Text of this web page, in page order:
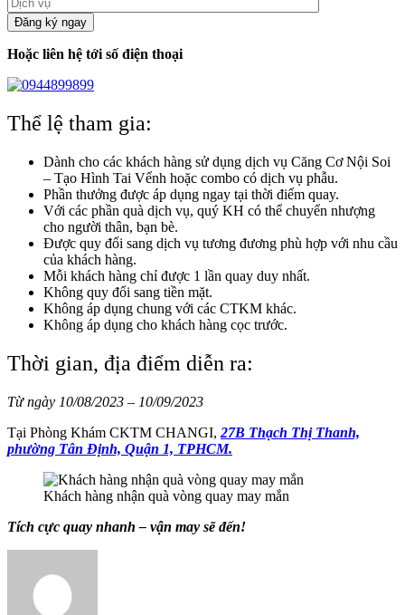
Hoặc liên hệ tới số điện thoại
Thể lệ tham gia:
Dành cho các khách hàng sử dụng dịch vụ Căng Cơ Nội Soi
– Tạo Hình Tai Vểnh hoặc combo có dịch vụ phẫu.
Phần thưởng được áp dụng ngay tại thời điểm quay.
Với các phần quà dịch vụ, quý KH có thể chuyển nhượng
cho người thân, bạn bè.
Được quy đổi sang dịch vụ tương đương phù hợp với nhu cầu
của khách hàng.
Mỗi khách hàng chỉ được 1 lần quay duy nhất.
Không quy đổi sang tiền mặt.
Không áp dụng chung với các CTKM khác.
Không áp dụng cho khách hàng cọc trước.
Thời gian, địa điểm diễn ra:
Từ ngày 10/08/2023 – 10/09/2023
Tại Phòng Khám CKTM CHANGI, 27B Thạch Thị Thanh,
phường Tân Định, Quận 1, TPHCM.
Khách hàng nhận quà vòng quay may mắn
Tích cực quay nhanh – vận may sẽ đến!